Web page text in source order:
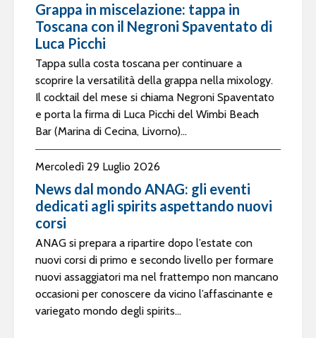
Grappa in miscelazione: tappa in
Toscana con il Negroni Spaventato di
Luca Picchi
Tappa sulla costa toscana per continuare a
scoprire la versatilità della grappa nella mixology.
Il cocktail del mese si chiama Negroni Spaventato
e porta la firma di Luca Picchi del Wimbi Beach
Bar (Marina di Cecina, Livorno)...
Mercoledì 29 Luglio 2026
News dal mondo ANAG: gli eventi
dedicati agli spirits aspettando nuovi
corsi
ANAG si prepara a ripartire dopo l’estate con
nuovi corsi di primo e secondo livello per formare
nuovi assaggiatori ma nel frattempo non mancano
occasioni per conoscere da vicino l’affascinante e
variegato mondo degli spirits...